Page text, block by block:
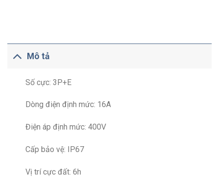
Mô tả
Số cực: 3P+E
Dòng điện định mức: 16A
Điện áp định mức: 400V
Cấp bảo vệ: IP67
Vị trí cực đất: 6h